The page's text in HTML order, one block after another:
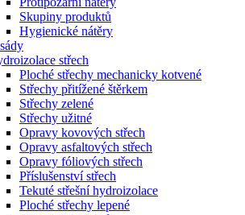
Skupiny produktů
Hygienické nátěry
střech
Ploché střechy mechanicky kotvené
Střechy přitížené štěrkem
Střechy zelené
Střechy užitné
Opravy kovových střech
Opravy asfaltových střech
Opravy fóliových střech
Příslušenství střech
Tekuté střešní hydroizolace
Ploché střechy lepené